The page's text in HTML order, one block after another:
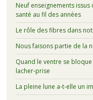
Neuf enseignements
santé au fil des années
Le rôle des fibres dans
Nous faisons partie de la
Quand le ventre se
lacher-prise
La pleine lune a-t-elle un